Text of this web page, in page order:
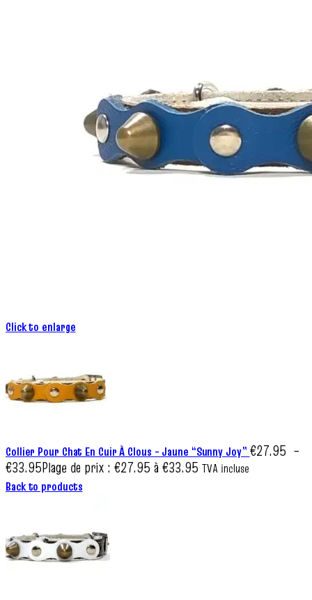
Click to enlarge
Collier Pour Chat En Cuir À Clous – Jaune “Sunny Joy” €27.95 –
€33.95Plage de prix : €27.95 à €33.95 TVA incluse
Back to products